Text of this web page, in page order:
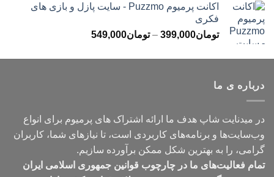
اکانت پرمیوم Puzzmo - سایت پازل و بازی های
فکری
تومان399,000
– تومان549,000محدوده
تومان399,000
درباره ی ما
در میدنایت شاپ هدف ما ارائه اشتراک های پرمیوم برای انواع
وب‌سایت‌ها و برنامه‌های کاربردی است، تا نیازهای شما، کاربران
گرامی، را به بهترین شکل ممکن برآورده سازیم.
تمام فعالیت‌های ما در چارچوب قوانین جمهوری اسلامی ایران